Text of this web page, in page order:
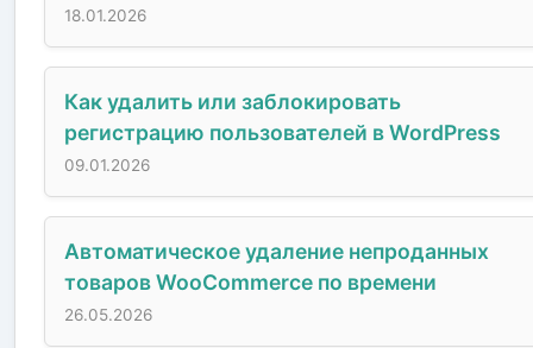
18.01.2026
Как удалить или заблокировать
регистрацию пользователей в WordPress
09.01.2026
Автоматическое удаление непроданных
товаров WooCommerce по времени
26.05.2026